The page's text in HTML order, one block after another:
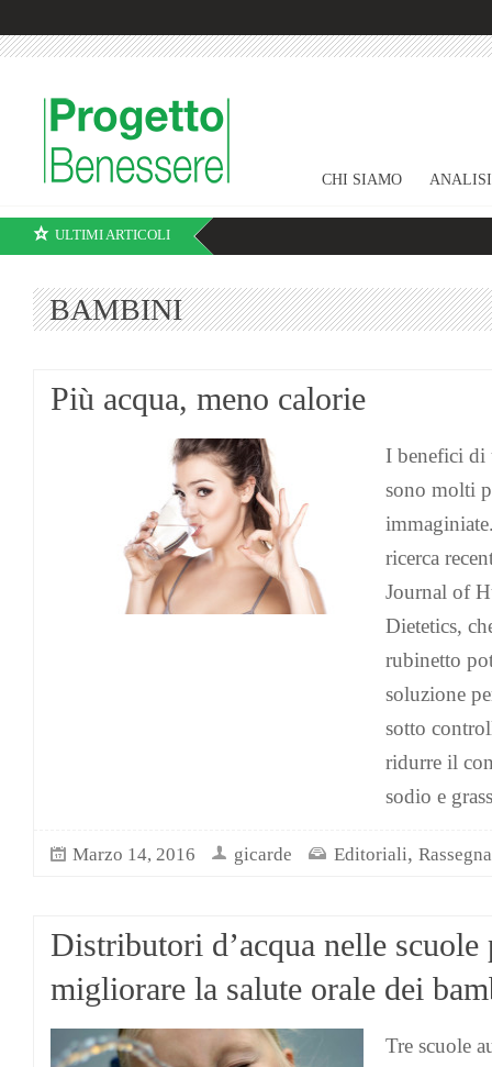
CHI SIAMO ANALISI
ULTIMI ARTICOLI
BAMBINI
Più acqua, meno calorie
I benefici di
sono molti
ricerca
Journal of
Dietetics,
rubinetto
soluzione
sotto
ridurre il
sodio e
Marzo 14, 2016 gicarde Editoriali,
Distributori d’acqua nelle scuole
migliorare la salute orale dei
Tre scuole